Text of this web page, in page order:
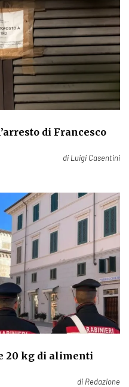
di Francesco
di Luigi Casentini
20 kg di alimenti
di Redazione